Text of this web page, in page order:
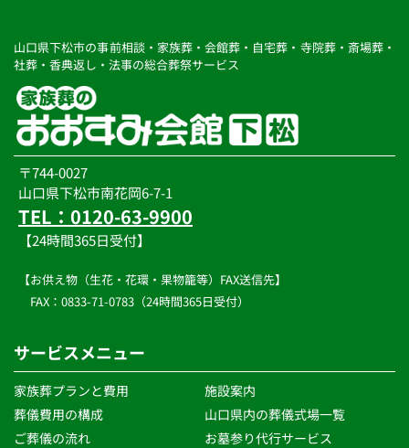
山口県下松市の事前相談・家族葬・会館葬・自宅葬・寺院葬・斎場葬・
社葬・香典返し・法事の総合葬祭サービス
〒744-0027
山口県下松市南花岡6-7-1
TEL：0120-63-9900
【24時間365日受付】
【お供え物（生花・花環・果物籠等）FAX送信先】
FAX：0833-71-0783（24時間365日受付）
サービスメニュー
家族葬プランと費用
葬儀費用の構成
ご葬儀の流れ
施設案内
山口県内の葬儀式場一覧
お墓参り代行サービス